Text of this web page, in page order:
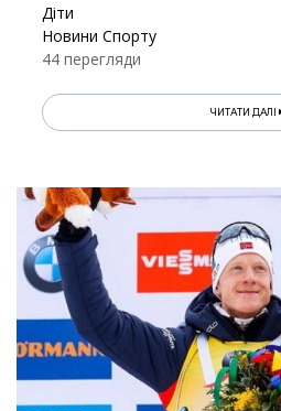
Діти
Новини Спорту
44 перегляди
ЧИТАТИ ДАЛІ